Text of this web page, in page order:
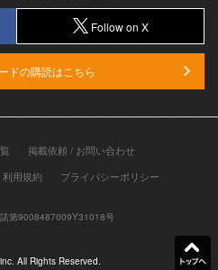
Follow on X
ドの購読はこちら
掲載依頼 / お問い合わせ
利用規約 プライバシーポリシー
第9008487009Y31018号
All Rights Reserved.